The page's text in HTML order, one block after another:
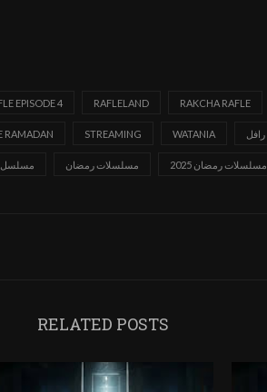
EPISODE 4 RAFLELAND RAKCHA RAFLE
RAMADAN STREAMING WATANIA رافل
مسلسل مسلسلات رمضان مسلسلات رمضان 2025
RELATED POSTS